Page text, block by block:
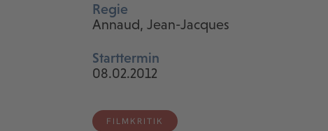
Regie
Annaud, Jean-Jacques
Starttermin
08.02.2012
FILMKRITIK